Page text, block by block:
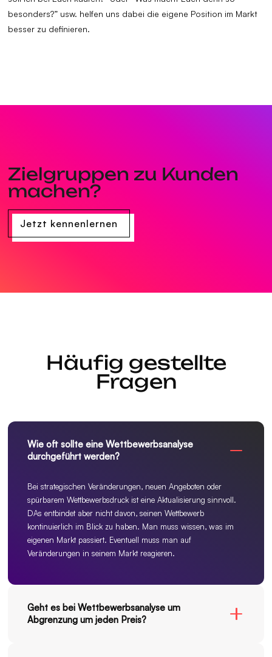
besonders?” usw. helfen uns dabei die eigene Position im Markt
besser zu definieren.
Zielgruppen zu Kunden
machen?
Jetzt kennenlernen
Häufig gestellte
Fragen
Wie oft sollte eine Wettbewerbsanalyse
durchgeführt werden?
Bei strategischen Veränderungen, neuen Angeboten oder
spürbarem Wettbewerbsdruck ist eine Aktualisierung sinnvoll.
DAs entbindet aber nicht davon, seinen Wettbewerb
kontinuierlich im Blick zu haben. Man muss wissen, was im
eigenen Markt passiert. Eventuell muss man auf
Veränderungen in seinem Markt reagieren.
Geht es bei Wettbewerbsanalyse um
Abgrenzung um jeden Preis?